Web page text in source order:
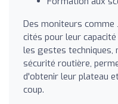
Des moniteurs
cités pour leur
les gestes techniques,
sécurité routière,
d'obtenir leur plateau
coup.